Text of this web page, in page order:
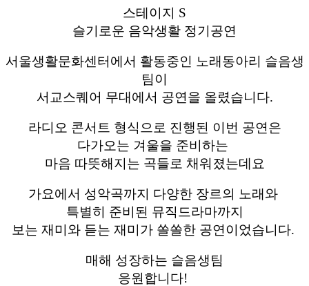
스테이지 S
슬기로운 음악생활 정기공연
서울생활문화센터에서 활동중인 노래동아리 슬음생
팀이
서교스퀘어 무대에서 공연을 올렸습니다.
라디오 콘서트 형식으로 진행된 이번 공연은
다가오는 겨울을 준비하는
마음 따뜻해지는 곡들로 채워졌는데요
가요에서 성악곡까지 다양한 장르의 노래와
특별히 준비된 뮤직드라마까지
보는 재미와 듣는 재미가 쏠쏠한 공연이었습니다.
매해 성장하는 슬음생팀
응원합니다!